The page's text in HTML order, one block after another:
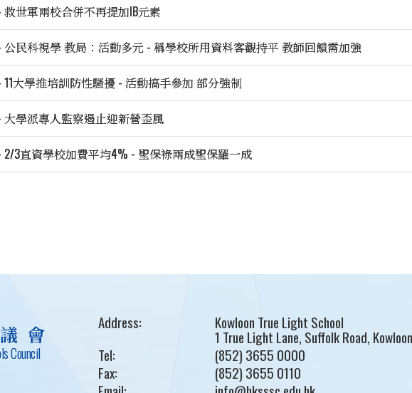
救世軍兩校合併不再提加IB元素
公民科視學 教局：活動多元 - 稱學校所用資料客觀持平 教師回饋需加強
11大學推培訓防性騷擾 - 活動搞手參加 部分強制
大學派專人監察遏止迎新營歪風
2/3直資學校加費平均4% - 聖保祿兩成聖保羅一成
會
Council
Address: Kowloon True Light School
1 True Light Lane, Suffolk Road,
Tel:
(852) 3655 0000
Fax:
(852) 3655 0110